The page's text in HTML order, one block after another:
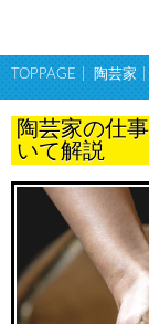
TOPPAGE 陶芸家
陶芸家の仕
いて解説